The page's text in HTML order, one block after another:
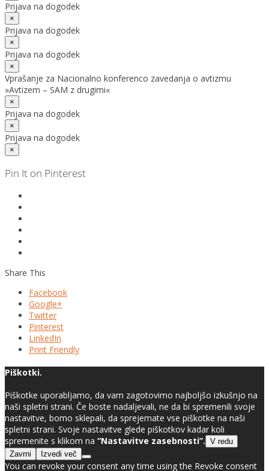
Prijava na dogodek
×
Prijava na dogodek
×
Prijava na dogodek
×
Vprašanje za Nacionalno konferenco zavedanja o avtizmu
»Avtizem – SAM z drugimi«
×
Prijava na dogodek
×
Prijava na dogodek
×
Pin It on Pinterest
Share This
Facebook
Google+
Twitter
Pinterest
LinkedIn
Print Friendly
Piškotki.
Piškotke uporabljamo, da vam zagotovimo najboljšo izkušnjo na
naši spletni strani. Če boste nadaljevali, ne da bi spremenili svoje
nastavitve, bomo sklepali, da sprejemate vse piškotke na naši
spletni strani. Svoje nastavitve glede piškotkov kadar koli
spremenite s klikom na “Nastavitve zasebnosti”. V redu
Zavrni
Izvedi več
You can revoke your consent any time using the Revoke consent